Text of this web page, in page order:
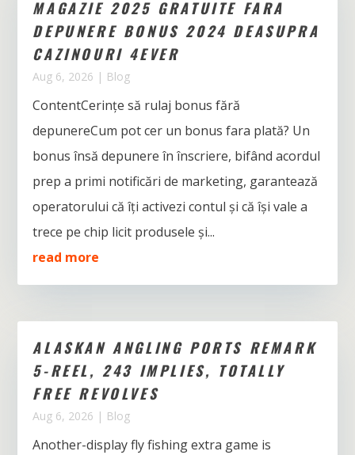
MAGAZIE 2025 GRATUITE FARA
DEPUNERE BONUS 2024 DEASUPRA
CAZINOURI 4EVER
Aug 6, 2026 | Blog
ContentCerințe să rulaj bonus fără
depunereCum pot cer un bonus fara plată? Un
bonus însă depunere în înscriere, bifând acordul
prep a primi notificări de marketing, garantează
operatorului că îți activezi contul și că își vale a
trece pe chip licit produsele și...
read more
ALASKAN ANGLING PORTS REMARK
5-REEL, 243 IMPLIES, TOTALLY
FREE REVOLVES
Aug 6, 2026 | Blog
Another-display fly fishing extra game is